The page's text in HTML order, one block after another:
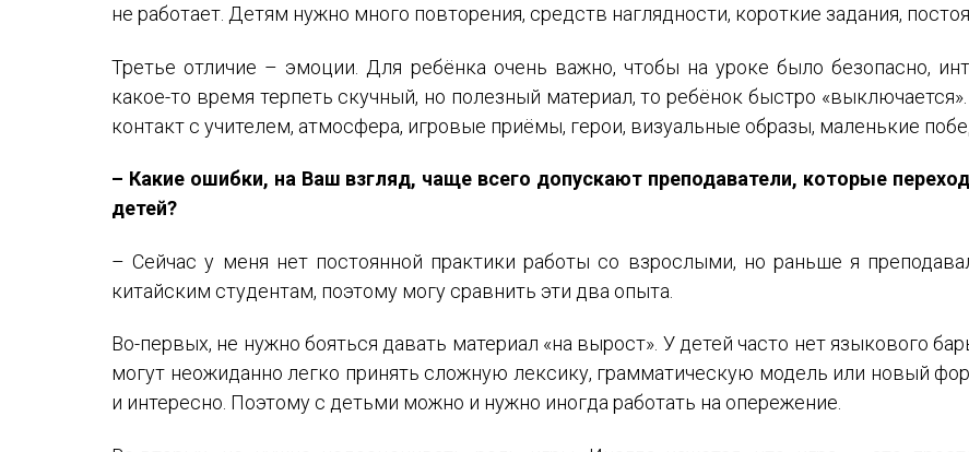
не работает. Детям нужно много повторения, средств наглядности, короткие задания,
Третье отличие – эмоции. Для ребёнка очень важно, чтобы на уроке было безопасно,
какое-то время терпеть скучный, но полезный материал, то ребёнок быстро
контакт с учителем, атмосфера, игровые приёмы, герои, визуальные образы, маленькие
– Какие ошибки, на Ваш взгляд, чаще всего допускают преподаватели, которые
детей?
– Сейчас у меня нет постоянной практики работы со взрослыми, но раньше я
китайским студентам, поэтому могу сравнить эти два опыта.
Во-первых, не нужно бояться давать материал «на вырост». У детей часто нет языкового
могут неожиданно легко принять сложную лексику, грамматическую модель или новый
и интересно. Поэтому с детьми можно и нужно иногда работать на опережение.
ИМЯ
E-MAIL
E-MAIL
Подписаться